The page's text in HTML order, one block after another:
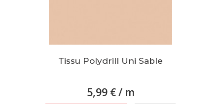
Tissu Polydrill Uni Sable
5,99 €/ m